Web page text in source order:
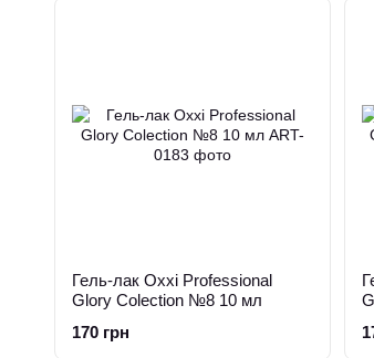
Гель-лак Oxxi Professional
Glory Colection №8 10 мл
170 грн